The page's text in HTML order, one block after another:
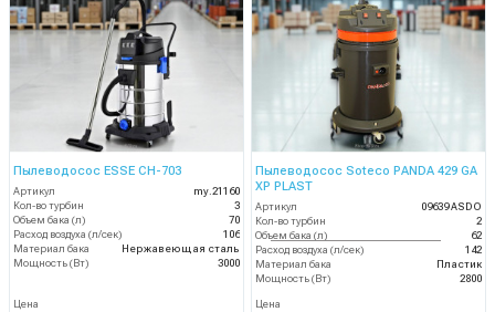
Пылеводосос ESSE CH-703
Артикул
my.21160
Кол-во турбин
3
Объем бака (л)
70
Расход воздуха (л/сек)
106
Материал бака
Нержавеющая сталь
Мощность (Вт)
3000
Цена
Пылеводосос Soteco PANDA 429 GA
XP PLAST
Артикул
09639 ASDO
Кол-во турбин
2
Объем бака (л)
62
Расход воздуха (л/сек)
142
Материал бака
Пластик
Мощность (Вт)
2800
Цена